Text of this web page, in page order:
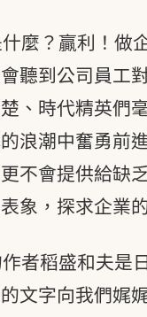
麼？贏利！做
聽到公司員工
、時代精英們
浪潮中奮勇前
不會提供給缺
象，探求企業
者稻盛和夫是
文字向我們娓